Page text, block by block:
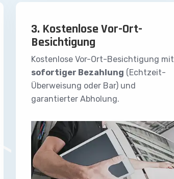
3. Kostenlose Vor-Ort-
Besichtigung
Kostenlose Vor-Ort-Besichtigung mit
sofortiger Bezahlung (Echtzeit-
Überweisung oder Bar) und
garantierter Abholung.